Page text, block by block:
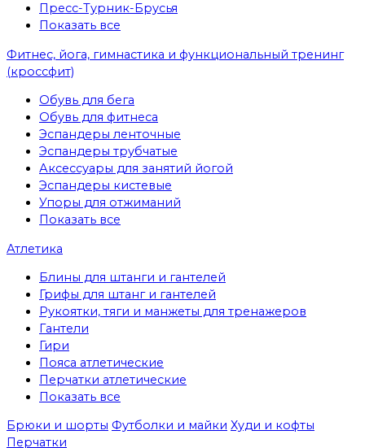
Пресс-Турник-Брусья
Показать все
Фитнес, йога, гимнастика и функциональный тренинг
(кроссфит)
Обувь для бега
Обувь для фитнеса
Эспандеры ленточные
Эспандеры трубчатые
Аксессуары для занятий йогой
Эспандеры кистевые
Упоры для отжиманий
Показать все
Атлетика
Блины для штанги и гантелей
Грифы для штанг и гантелей
Рукоятки, тяги и манжеты для тренажеров
Гантели
Гири
Пояса атлетические
Перчатки атлетические
Показать все
Брюки и шорты Футболки и майки Худи и кофты
Перчатки